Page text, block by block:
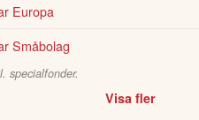
Europa
Småbolag
specialfonder.
Visa fler